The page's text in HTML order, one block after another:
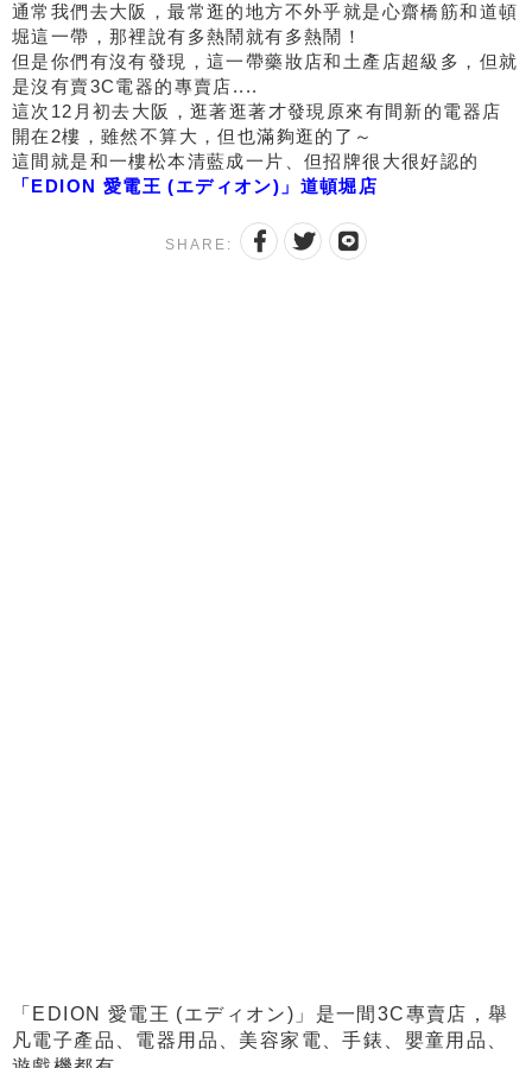
通常我們去大阪，最常逛的地方不外乎就是心齋橋筋和道頓
堀這一帶，那裡說有多熱鬧就有多熱鬧！
但是你們有沒有發現，這一帶藥妝店和土產店超級多，但就
是沒有賣3C電器的專賣店....
這次12月初去大阪，逛著逛著才發現原來有間新的電器店
開在2樓，雖然不算大，但也滿夠逛的了～
這間就是和一樓松本清藍成一片、但招牌很大很好認的
「EDION 愛電王 (エディオン)」道頓堀店
SHARE:
「EDION 愛電王 (エディオン)」是一間3C專賣店，舉
凡電子產品、電器用品、美容家電、手錶、嬰童用品、